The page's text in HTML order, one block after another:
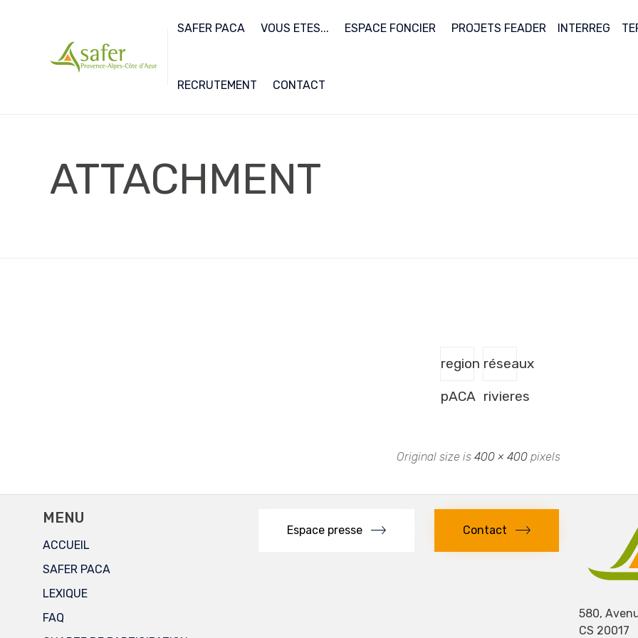
SAFER PACA VOUS ETES... ESPACE FONCIER PROJETS FEADER INTERREG
RECRUTEMENT CONTACT
ATTACHMENT
region
pACA
réseaux
rivieres
Original size is 400 × 400 pixels
MENU
ACCUEIL
SAFER PACA
LEXIQUE
FAQ
Espace presse Contact
580,
CS 20017